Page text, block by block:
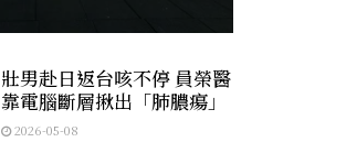
壯男赴日返台咳不停 員榮醫
靠電腦斷層揪出「肺膿瘍」
2026-05-08